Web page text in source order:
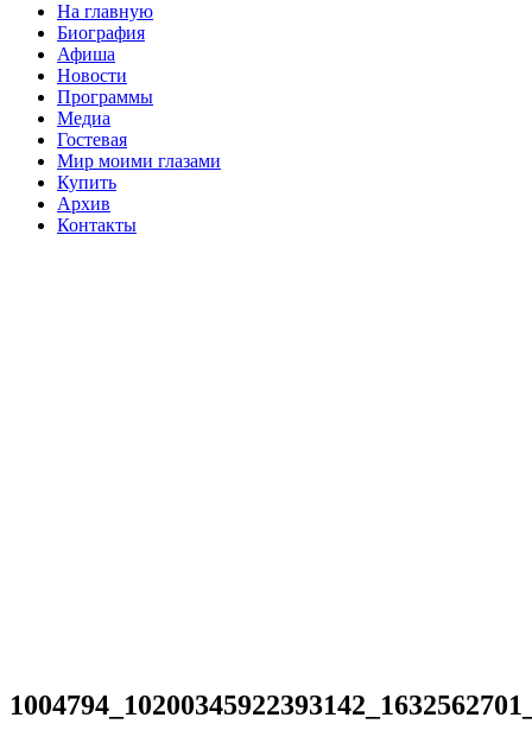
На главную
Биография
Афиша
Новости
Программы
Медиа
Гостевая
Мир моими глазами
Купить
Архив
Контакты